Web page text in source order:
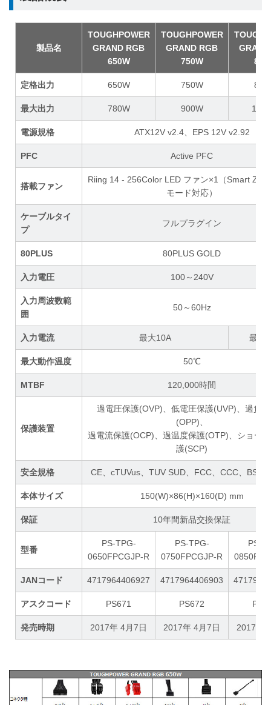
製品名
TOUGHPOWER
GRAND RGB
650W
TOUGHPOWER
GRAND RGB
750W
定格出力 650W 750W
最大出力 780W 900W
電源規格 ATX12V v2.4、EPS 12V v2.92
PFC Active PFC
搭載ファン
Riing 14 - 256Color LED ファン×1（Smart
モード対応）
ケーブルタイ
プ
フルプラグイン
80PLUS 80PLUS GOLD
入力電圧 100～240V
入力周波数範
囲
50～60Hz
入力電流 最大10A 最大
最大動作温度 50℃
MTBF 120,000時間
保護装置
過電圧保護(OVP)、低電圧保護(UVP)、過負
(OPP)、
過電流保護(OCP)、過温度保護(OTP)、ショー
護(SCP)
安全規格 CE、cTUVus、TUV SUD、FCC、CCC、BSMI
本体サイズ 150(W)×86(H)×160(D) mm
保証 10年間新品交換保証
型番
PS-TPG-
0650FPCGJP-R
PS-TPG-
0750FPCGJP-R
PS-
JANコード 4717964406927 4717964406903
アスクコード PS671 PS672
発売時期 2017年 4月7日 2017年 4月7日 2017年